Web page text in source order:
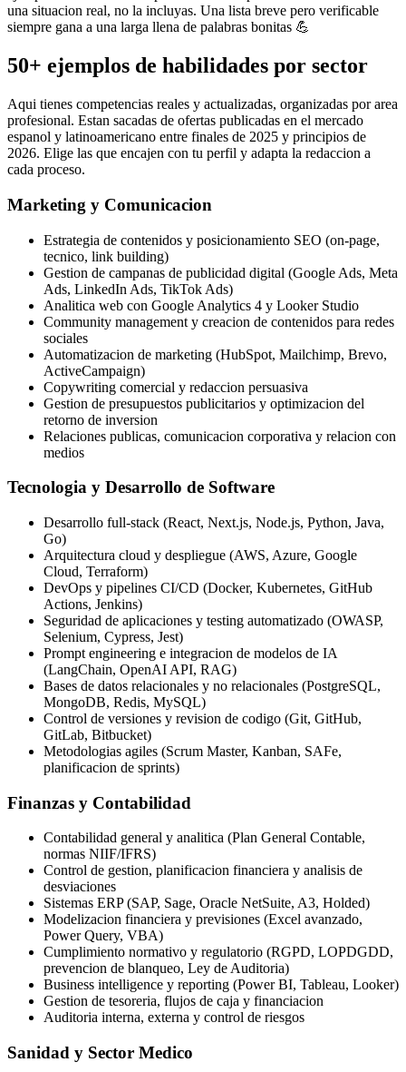
una situacion real, no la incluyas. Una lista breve pero verificable
siempre gana a una larga llena de palabras bonitas 💪
50+ ejemplos de habilidades por sector
Aqui tienes competencias reales y actualizadas, organizadas por area
profesional. Estan sacadas de ofertas publicadas en el mercado
espanol y latinoamericano entre finales de 2025 y principios de
2026. Elige las que encajen con tu perfil y adapta la redaccion a
cada proceso.
Marketing y Comunicacion
Estrategia de contenidos y posicionamiento SEO (on-page,
tecnico, link building)
Gestion de campanas de publicidad digital (Google Ads, Meta
Ads, LinkedIn Ads, TikTok Ads)
Analitica web con Google Analytics 4 y Looker Studio
Community management y creacion de contenidos para redes
sociales
Automatizacion de marketing (HubSpot, Mailchimp, Brevo,
ActiveCampaign)
Copywriting comercial y redaccion persuasiva
Gestion de presupuestos publicitarios y optimizacion del
retorno de inversion
Relaciones publicas, comunicacion corporativa y relacion con
medios
Tecnologia y Desarrollo de Software
Desarrollo full-stack (React, Next.js, Node.js, Python, Java,
Go)
Arquitectura cloud y despliegue (AWS, Azure, Google
Cloud, Terraform)
DevOps y pipelines CI/CD (Docker, Kubernetes, GitHub
Actions, Jenkins)
Seguridad de aplicaciones y testing automatizado (OWASP,
Selenium, Cypress, Jest)
Prompt engineering e integracion de modelos de IA
(LangChain, OpenAI API, RAG)
Bases de datos relacionales y no relacionales (PostgreSQL,
MongoDB, Redis, MySQL)
Control de versiones y revision de codigo (Git, GitHub,
GitLab, Bitbucket)
Metodologias agiles (Scrum Master, Kanban, SAFe,
planificacion de sprints)
Finanzas y Contabilidad
Contabilidad general y analitica (Plan General Contable,
normas NIIF/IFRS)
Control de gestion, planificacion financiera y analisis de
desviaciones
Sistemas ERP (SAP, Sage, Oracle NetSuite, A3, Holded)
Modelizacion financiera y previsiones (Excel avanzado,
Power Query, VBA)
Cumplimiento normativo y regulatorio (RGPD, LOPDGDD,
prevencion de blanqueo, Ley de Auditoria)
Business intelligence y reporting (Power BI, Tableau, Looker)
Gestion de tesoreria, flujos de caja y financiacion
Auditoria interna, externa y control de riesgos
Sanidad y Sector Medico